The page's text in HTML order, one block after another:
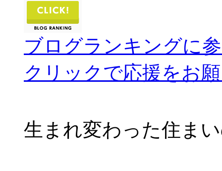
ブログランキングに
クリックで応援をお
生まれ変わった住ま